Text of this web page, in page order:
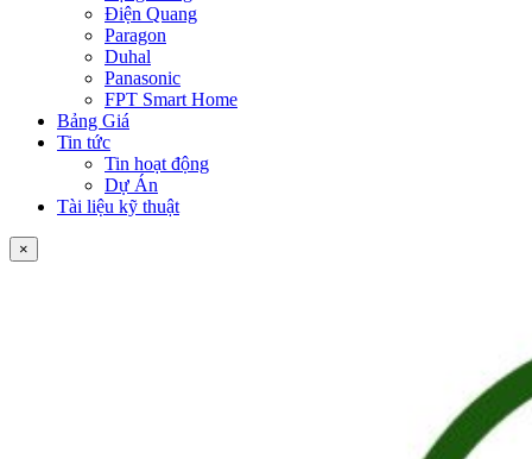
Điện Quang
Paragon
Duhal
Panasonic
FPT Smart Home
Bảng Giá
Tin tức
Tin hoạt động
Dự Án
Tài liệu kỹ thuật
×